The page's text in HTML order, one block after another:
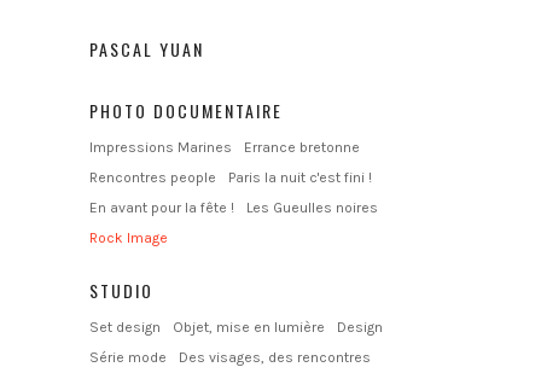
PASCAL YUAN
PHOTO DOCUMENTAIRE
Impressions Marines
Errance bretonne
Rencontres people
Paris la nuit c'est fini !
En avant pour la fête !
Les Gueulles noires
Rock Image
STUDIO
Set design Objet, mise en lumière
Design
Série mode
Des visages, des rencontres